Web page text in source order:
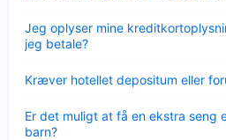
Jeg oplyser mine
jeg betale?
Kræver hotellet depositum eller
Er det muligt at få en ekstra seng
barn?